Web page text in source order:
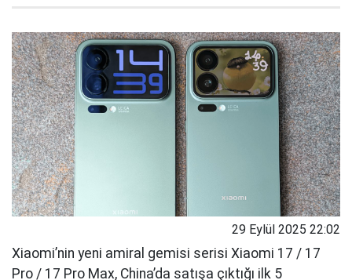
29 Eylül 2025 22:02
Xiaomi’nin yeni amiral gemisi serisi Xiaomi 17 / 17
Pro / 17 Pro Max, China’da satışa çıktığı ilk 5